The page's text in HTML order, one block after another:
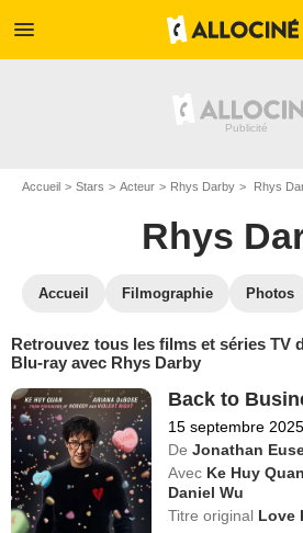
menu
Accueil Stars Acteur Rhys Darby Rhys
Rhys
Accueil Filmographie Photos
Retrouvez tous les films et séries TV
Blu-ray avec Rhys Darby
Back to
15 septembre 2025
De Jonathan
Avec Ke Huy Quan
Daniel Wu
Titre original Love